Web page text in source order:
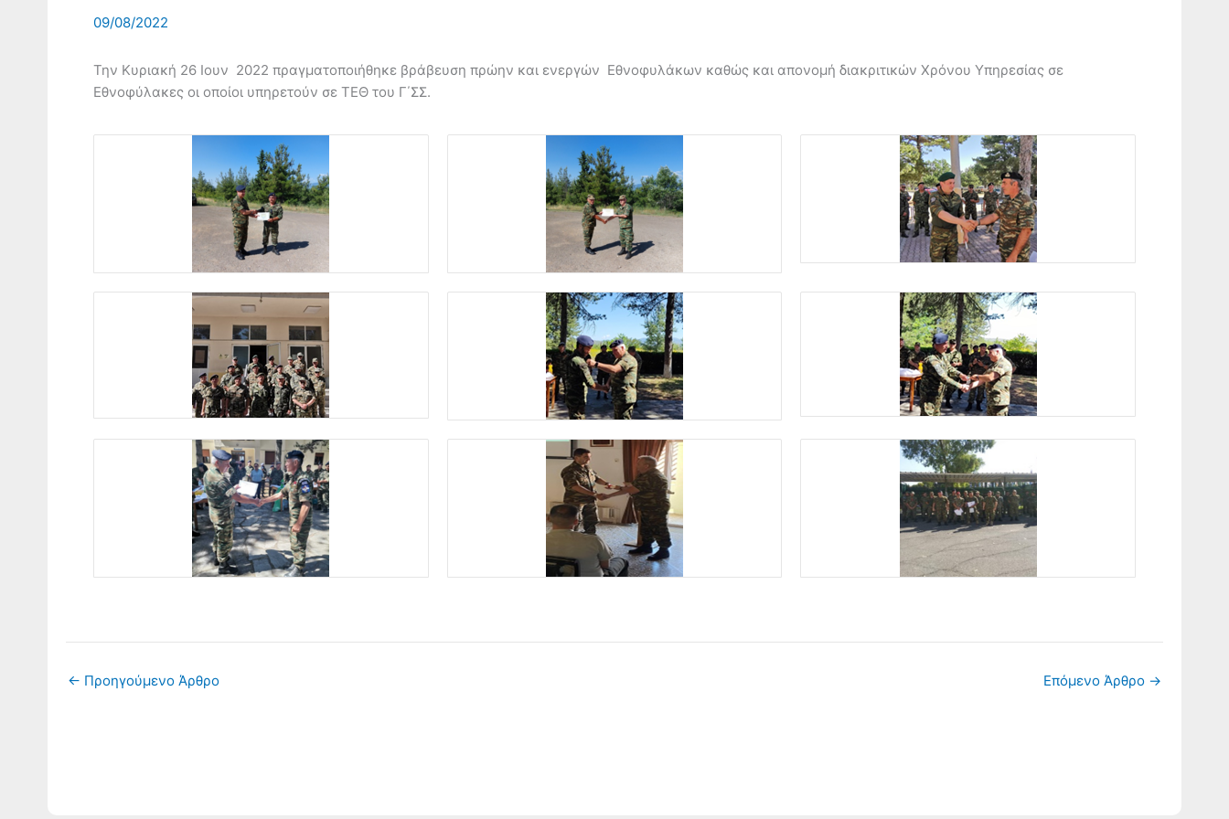
09/08/2022
Την Κυριακή 26 Ιουν 2022 πραγματοποιήθηκε βράβευση πρώην και ενεργών Εθνοφυλάκων καθώς και απονομή διακριτικών Χρόνου Υπηρεσίας σε
Εθνοφύλακες οι οποίοι υπηρετούν σε ΤΕΘ του Γ΄ΣΣ.
← Προηγούμενο Άρθρο Επόμενο Άρθρο →